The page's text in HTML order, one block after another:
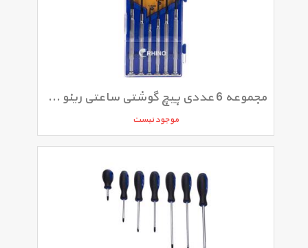
مجموعه 6 عددی پیچ گوشتی ساعتی رینو مدل RPT351D
موجود نیست